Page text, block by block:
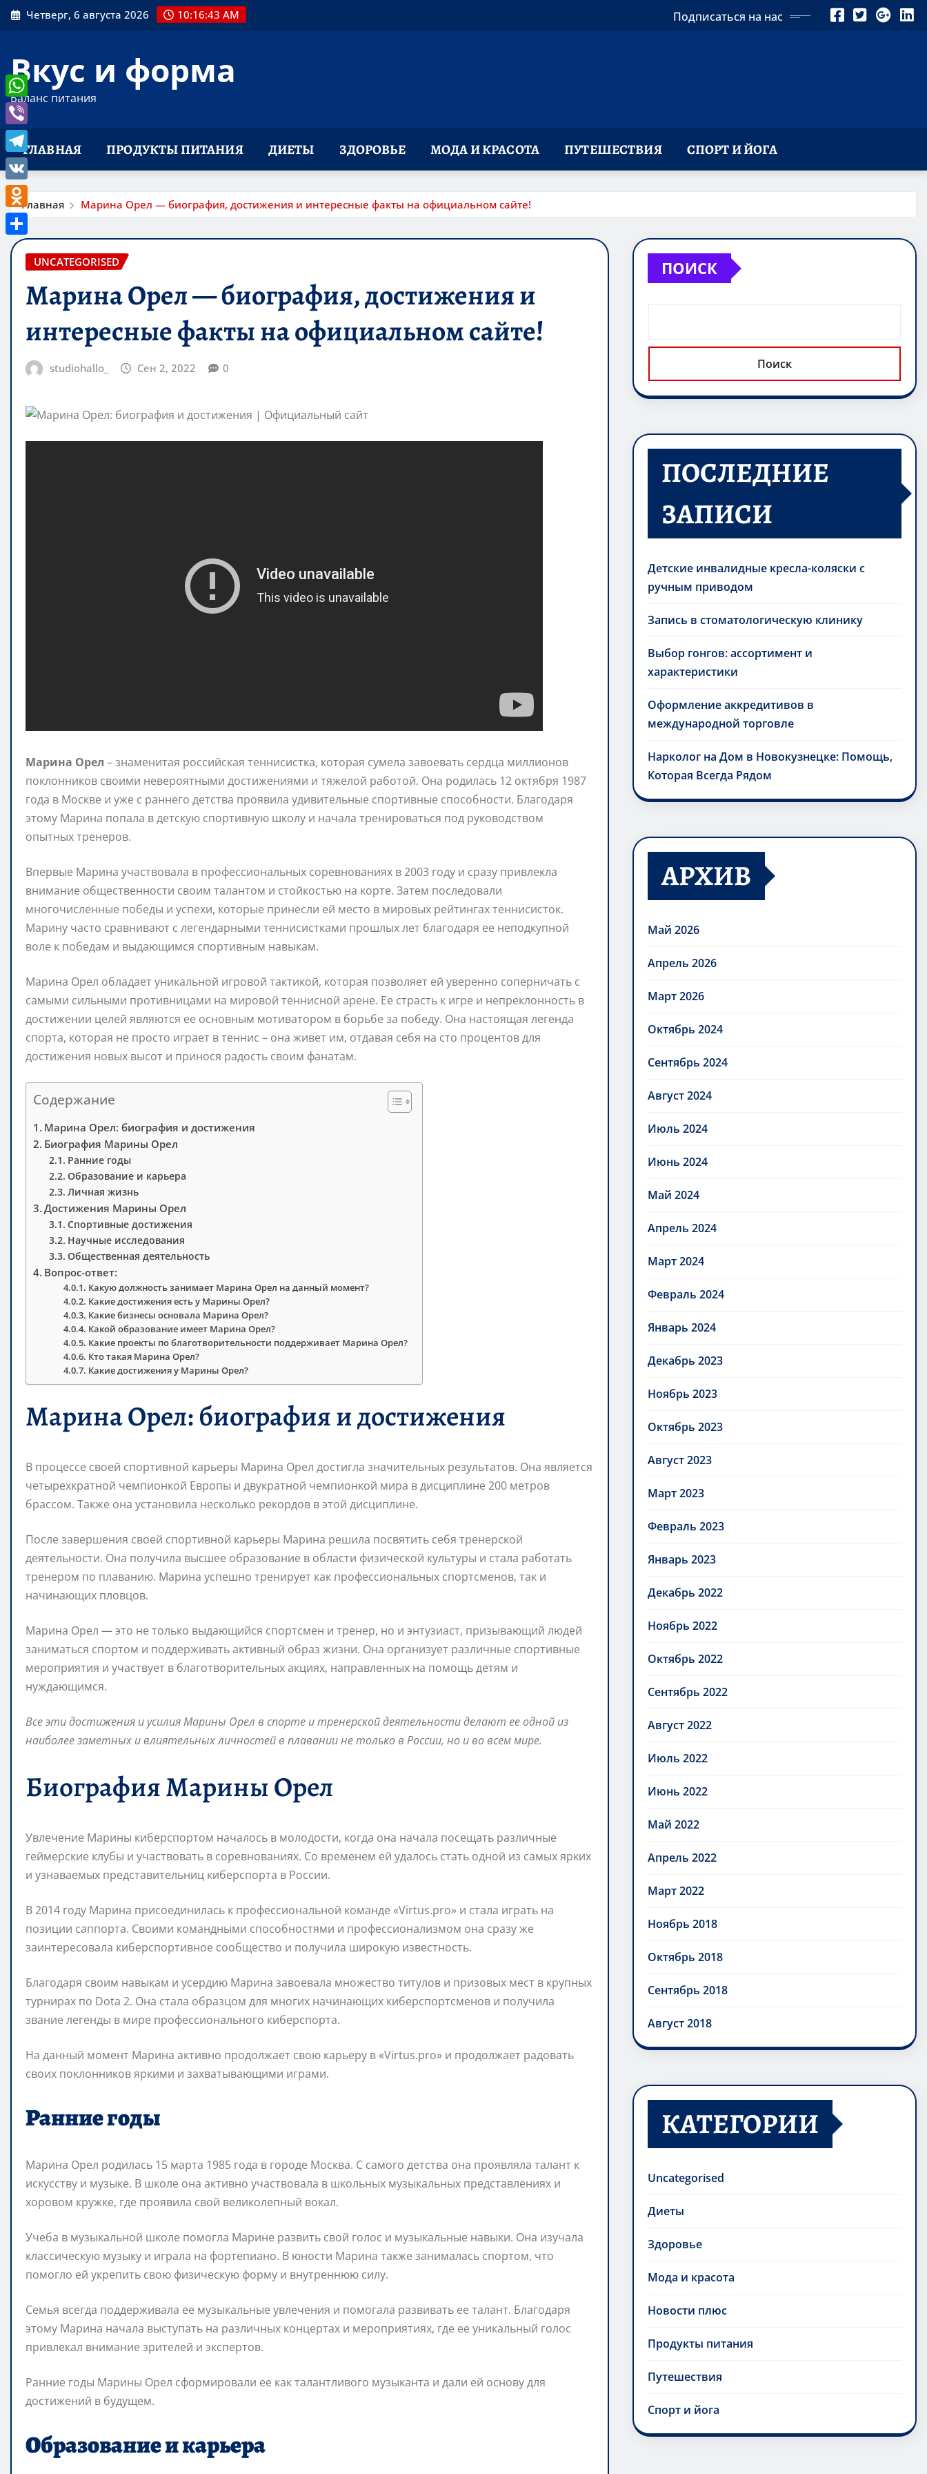
Перейти
к
Четверг, 6 августа 2026 10:16:43 AM Подписаться на нас
Вкус и форма
Баланс питания
ГЛАВНАЯ ПРОДУКТЫ ПИТАНИЯ ДИЕТЫ ЗДОРОВЬЕ МОДА И КРАСОТА ПУТЕШЕСТВИЯ СПОРТ И ЙОГА
Главная Марина Орел — биография, достижения и интересные факты на официальном сайте!
UNCATEGORISED
Марина Орел — биография, достижения и
интересные факты на официальном сайте!
studiohallo_ Сен 2, 2022 0
Марина Орел – знаменитая российская теннисистка, которая сумела завоевать сердца миллионов
поклонников своими невероятными достижениями и тяжелой работой. Она родилась 12 октября 1987
года в Москве и уже с раннего детства проявила удивительные спортивные способности. Благодаря
этому Марина попала в детскую спортивную школу и начала тренироваться под руководством
опытных тренеров.
Впервые Марина участвовала в профессиональных соревнованиях в 2003 году и сразу привлекла
внимание общественности своим талантом и стойкостью на корте. Затем последовали
многочисленные победы и успехи, которые принесли ей место в мировых рейтингах теннисисток.
Марину часто сравнивают с легендарными теннисистками прошлых лет благодаря ее неподкупной
воле к победам и выдающимся спортивным навыкам.
Марина Орел обладает уникальной игровой тактикой, которая позволяет ей уверенно соперничать с
самыми сильными противницами на мировой теннисной арене. Ее страсть к игре и непреклонность в
достижении целей являются ее основным мотиватором в борьбе за победу. Она настоящая легенда
спорта, которая не просто играет в теннис – она живет им, отдавая себя на сто процентов для
достижения новых высот и принося радость своим фанатам.
Содержание
Марина Орел: биография и достижения
Биография Марины Орел
Ранние годы
Образование и карьера
Личная жизнь
Достижения Марины Орел
Спортивные достижения
Научные исследования
Общественная деятельность
Вопрос-ответ:
Какую должность занимает Марина Орел на данный момент?
Какие достижения есть у Марины Орел?
Какие бизнесы основала Марина Орел?
Какой образование имеет Марина Орел?
Какие проекты по благотворительности поддерживает Марина Орел?
Кто такая Марина Орел?
Какие достижения у Марины Орел?
Марина Орел: биография и достижения
В процессе своей спортивной карьеры Марина Орел достигла значительных результатов. Она является
четырехкратной чемпионкой Европы и двукратной чемпионкой мира в дисциплине 200 метров
брассом. Также она установила несколько рекордов в этой дисциплине.
После завершения своей спортивной карьеры Марина решила посвятить себя тренерской
деятельности. Она получила высшее образование в области физической культуры и стала работать
тренером по плаванию. Марина успешно тренирует как профессиональных спортсменов, так и
начинающих пловцов.
Марина Орел — это не только выдающийся спортсмен и тренер, но и энтузиаст, призывающий людей
заниматься спортом и поддерживать активный образ жизни. Она организует различные спортивные
мероприятия и участвует в благотворительных акциях, направленных на помощь детям и
нуждающимся.
Все эти достижения и усилия Марины Орел в спорте и тренерской деятельности делают ее одной из
наиболее заметных и влиятельных личностей в плавании не только в России, но и во всем мире.
Биография Марины Орел
Увлечение Марины киберспортом началось в молодости, когда она начала посещать различные
геймерские клубы и участвовать в соревнованиях. Со временем ей удалось стать одной из самых ярких
и узнаваемых представительниц киберспорта в России.
В 2014 году Марина присоединилась к профессиональной команде «Virtus.pro» и стала играть на
позиции саппорта. Своими командными способностями и профессионализмом она сразу же
заинтересовала киберспортивное сообщество и получила широкую известность.
Благодаря своим навыкам и усердию Марина завоевала множество титулов и призовых мест в крупных
турнирах по Dota 2. Она стала образцом для многих начинающих киберспортсменов и получила
звание легенды в мире профессионального киберспорта.
На данный момент Марина активно продолжает свою карьеру в «Virtus.pro» и продолжает радовать
своих поклонников яркими и захватывающими играми.
Ранние годы
Марина Орел родилась 15 марта 1985 года в городе Москва. С самого детства она проявляла талант к
искусству и музыке. В школе она активно участвовала в школьных музыкальных представлениях и
хоровом кружке, где проявила свой великолепный вокал.
Учеба в музыкальной школе помогла Марине развить свой голос и музыкальные навыки. Она изучала
классическую музыку и играла на фортепиано. В юности Марина также занималась спортом, что
помогло ей укрепить свою физическую форму и внутреннюю силу.
Семья всегда поддерживала ее музыкальные увлечения и помогала развивать ее талант. Благодаря
этому Марина начала выступать на различных концертах и мероприятиях, где ее уникальный голос
привлекал внимание зрителей и экспертов.
Ранние годы Марины Орел сформировали ее как талантливого музыканта и дали ей основу для
достижений в будущем.
Образование и карьера
ПОИСК
Поиск
ПОСЛЕДНИЕ
ЗАПИСИ
Детские инвалидные кресла-коляски с
ручным приводом
Запись в стоматологическую клинику
Выбор гонгов: ассортимент и
характеристики
Оформление аккредитивов в
международной торговле
Нарколог на Дом в Новокузнецке: Помощь,
Которая Всегда Рядом
АРХИВ
Май 2026
Апрель 2026
Март 2026
Октябрь 2024
Сентябрь 2024
Август 2024
Июль 2024
Июнь 2024
Май 2024
Апрель 2024
Март 2024
Февраль 2024
Январь 2024
Декабрь 2023
Ноябрь 2023
Октябрь 2023
Август 2023
Март 2023
Февраль 2023
Январь 2023
Декабрь 2022
Ноябрь 2022
Октябрь 2022
Сентябрь 2022
Август 2022
Июль 2022
Июнь 2022
Май 2022
Апрель 2022
Март 2022
Ноябрь 2018
Октябрь 2018
Сентябрь 2018
Август 2018
КАТЕГОРИИ
Uncategorised
Диеты
Здоровье
Мода и красота
Новости плюс
Продукты питания
Путешествия
Спорт и йога
WhatsApp
Viber
Telegram
VK
Odnoklassniki
Отправить